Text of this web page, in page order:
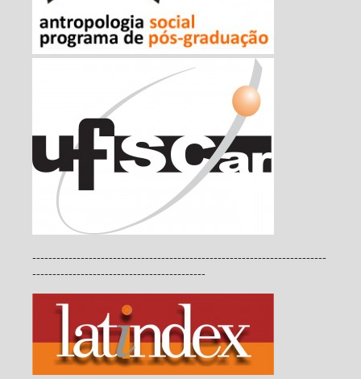
-------------------------------------------------------------------------
-------------------------------------------